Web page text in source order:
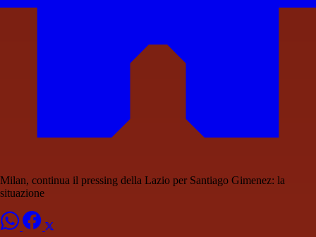
Milan, continua il pressing della Lazio per Santiago Gimenez: la
situazione